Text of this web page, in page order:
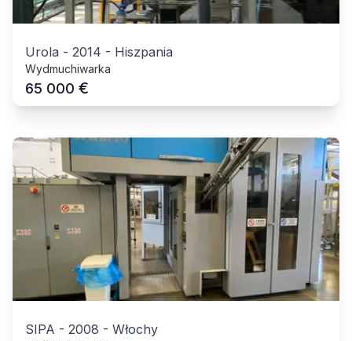
Urola - 2014 - Hiszpania
Wydmuchiwarka
65 000 €
SIPA - 2008 - Włochy